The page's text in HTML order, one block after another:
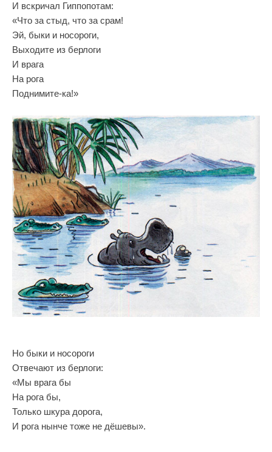
И вскричал Гиппопотам:
«Что за стыд, что за срам!
Эй, быки и носороги,
Выходите из берлоги
И врага
На рога
Поднимите-ка!»
Но быки и носороги
Отвечают из берлоги:
«Мы врага бы
На рога бы,
Только шкура дорога,
И рога нынче тоже не дёшевы».